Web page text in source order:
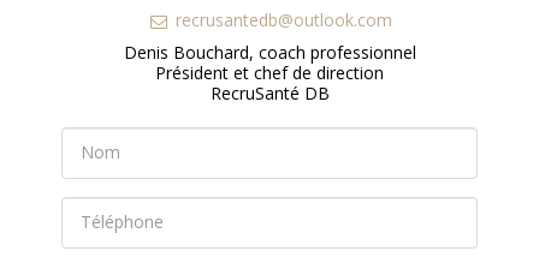
recrusantedb@outlook.com
Denis Bouchard, coach professionnel
Président et chef de direction
RecruSanté DB